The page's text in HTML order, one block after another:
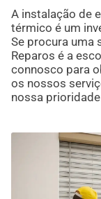
A instalação de
térmico é um
Se procura uma
Reparos é a
connosco para
os nossos
nossa